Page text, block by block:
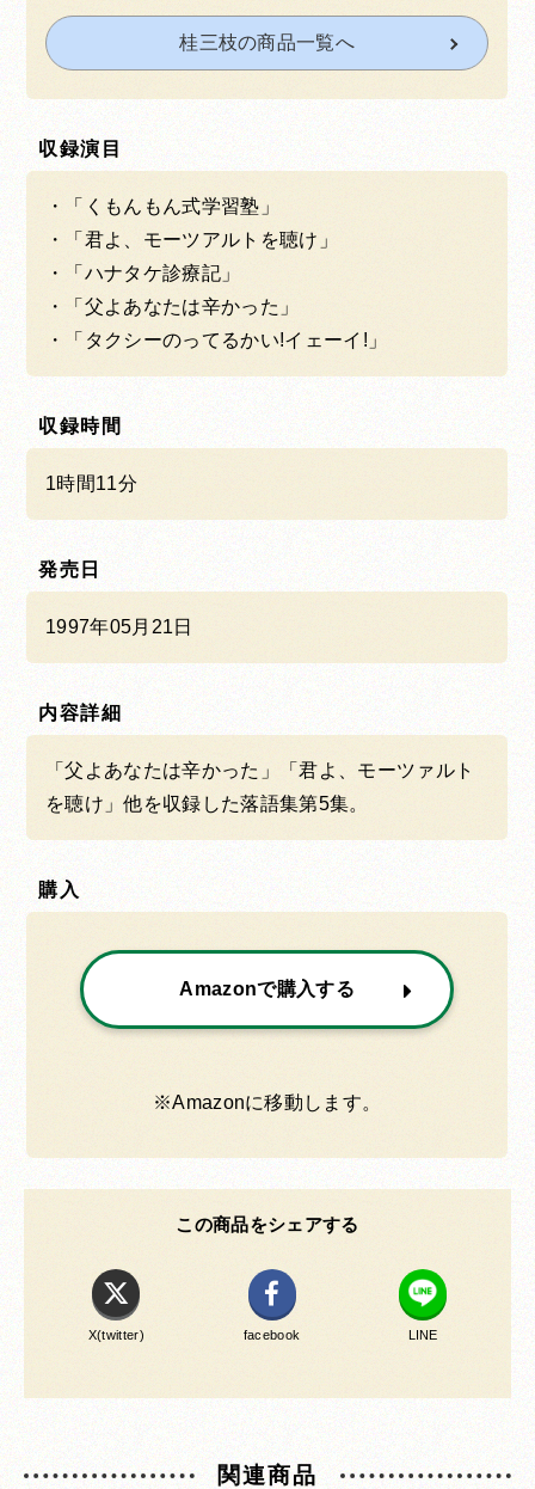
桂三枝の商品一覧へ
収録演目
「くもんもん式学習塾」
「君よ、モーツアルトを聴け」
「ハナタケ診療記」
「父よあなたは辛かった」
「タクシーのってるかい!イェーイ!」
収録時間
1時間11分
発売日
1997年05月21日
内容詳細
「父よあなたは辛かった」「君よ、モーツァルト
を聴け」他を収録した落語集第5集。
購入
Amazonで購入する
※Amazonに移動します。
この商品をシェアする
X(twitter) facebook LINE
関連商品